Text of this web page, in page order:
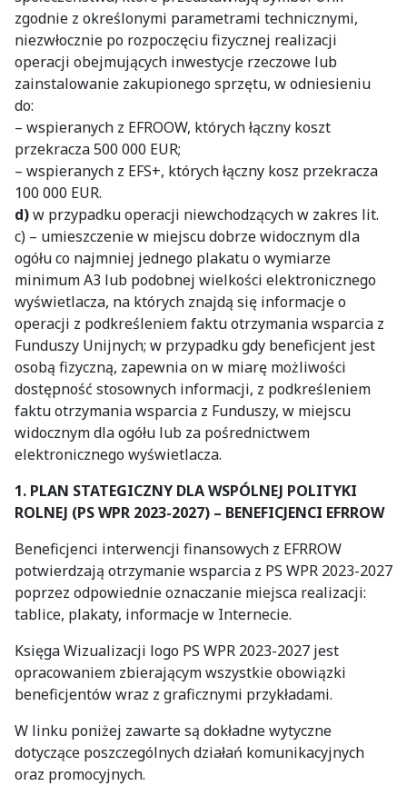
zgodnie z określonymi parametrami technicznymi,
niezwłocznie po rozpoczęciu fizycznej realizacji
operacji obejmujących inwestycje rzeczowe lub
zainstalowanie zakupionego sprzętu, w odniesieniu
do:
– wspieranych z EFROOW, których łączny koszt
przekracza 500 000 EUR;
– wspieranych z EFS+, których łączny kosz przekracza
100 000 EUR.
d)w przypadku operacji niewchodzących w zakres lit.
c) – umieszczenie w miejscu dobrze widocznym dla
ogółu co najmniej jednego plakatu o wymiarze
minimum A3 lub podobnej wielkości elektronicznego
wyświetlacza, na których znajdą się informacje o
operacji z podkreśleniem faktu otrzymania wsparcia z
Funduszy Unijnych; w przypadku gdy beneficjent jest
osobą fizyczną, zapewnia on w miarę możliwości
dostępność stosownych informacji, z podkreśleniem
faktu otrzymania wsparcia z Funduszy, w miejscu
widocznym dla ogółu lub za pośrednictwem
elektronicznego wyświetlacza.
1. PLAN STATEGICZNY DLA WSPÓLNEJ POLITYKI
ROLNEJ (PS WPR 2023-2027) – BENEFICJENCI EFRROW
Beneficjenci interwencji finansowych z EFRROW
potwierdzają otrzymanie wsparcia z PS WPR 2023-2027
poprzez odpowiednie oznaczanie miejsca realizacji:
tablice, plakaty, informacje w Internecie.
Księga Wizualizacji logo PS WPR 2023-2027 jest
opracowaniem zbierającym wszystkie obowiązki
beneficjentów wraz z graficznymi przykładami.
W linku poniżej zawarte są dokładne wytyczne
dotyczące poszczególnych działań komunikacyjnych
oraz promocyjnych.